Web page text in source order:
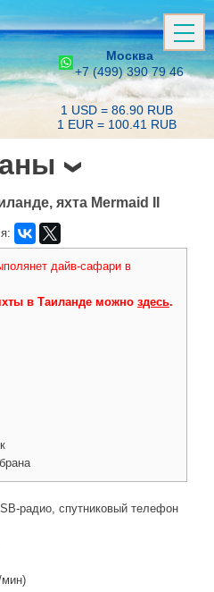
Москва
+7 (499) 390 79 46
1 USD = 86.90 RUB
1 EUR = 100.41 RUB
яхта Mermaid II
дайв-сафари в
в Таиланде можно здесь.
радио, спутниковый телефон
мин)